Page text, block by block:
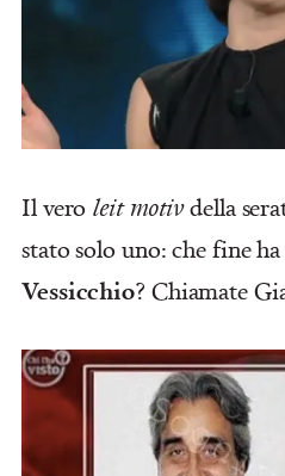
Il vero leit motivdella
stato solo uno: che fine
Vessicchio? Chiamate